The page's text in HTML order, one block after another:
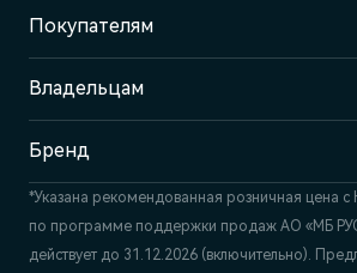
Покупателям
Владельцам
Бренд
*Указана рекомендованная розничная цена
по программе поддержки продаж АО «МБ
действует до 31.12.2026 (включительно).